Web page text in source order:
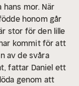
mor. När
honom går
stor för den lille
kommit för att
av de svåra
fattar Daniel ett
genom att